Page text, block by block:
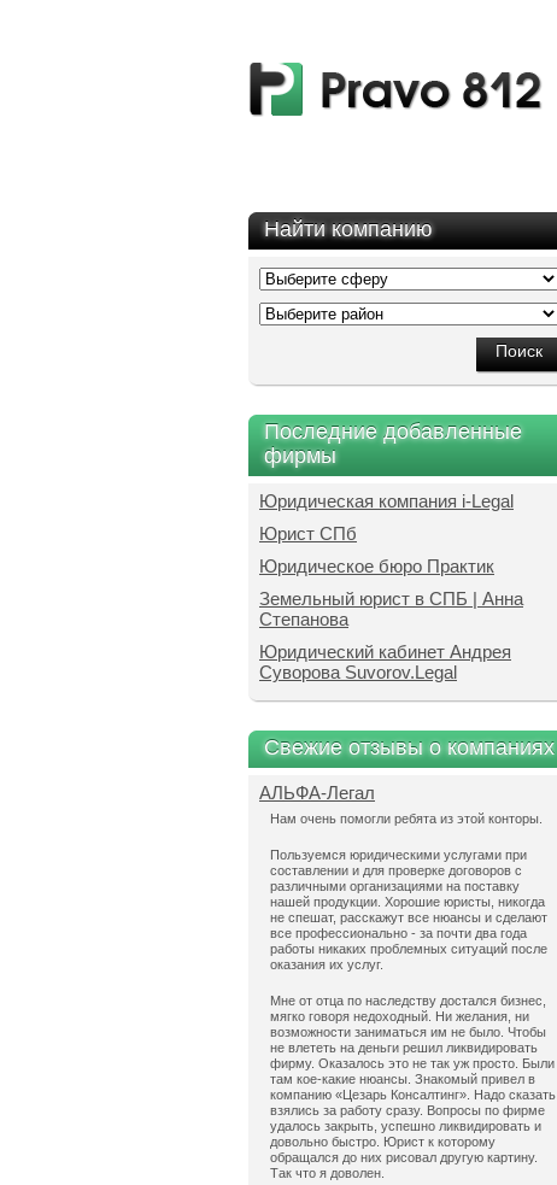
Найти компанию
Последние добавленные
фирмы
Юридическая компания i-Legal
Юрист СПб
Юридическое бюро Практик
Земельный юрист в СПБ | Анна
Степанова
Юридический кабинет Андрея
Суворова Suvorov.Legal
Свежие отзывы о компаниях
АЛЬФА-Легал
Нам очень помогли ребята из этой конторы.
Пользуемся юридическими услугами при
составлении и для проверке договоров с
различными организациями на поставку
нашей продукции. Хорошие юристы, никогда
не спешат, расскажут все нюансы и сделают
все профессионально - за почти два года
работы никаких проблемных ситуаций после
оказания их услуг.
Мне от отца по наследству достался бизнес,
мягко говоря недоходный. Ни желания, ни
возможности заниматься им не было. Чтобы
не влететь на деньги решил ликвидировать
фирму. Оказалось это не так уж просто. Были
там кое-какие нюансы. Знакомый привел в
компанию «Цезарь Консалтинг». Надо сказать
взялись за работу сразу. Вопросы по фирме
удалось закрыть, успешно ликвидировать и
довольно быстро. Юрист к которому
обращался до них рисовал другую картину.
Так что я доволен.